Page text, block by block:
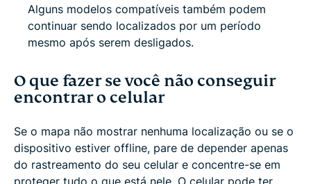
Alguns modelos compatíveis também podem
continuar sendo localizados por um período
mesmo após serem desligados.
O que fazer se você não conseguir
encontrar o celular
Se o mapa não mostrar nenhuma localização ou se o
dispositivo estiver offline, pare de depender apenas
do rastreamento do seu celular e concentre-se em
proteger tudo o que está nele. O celular pode ter